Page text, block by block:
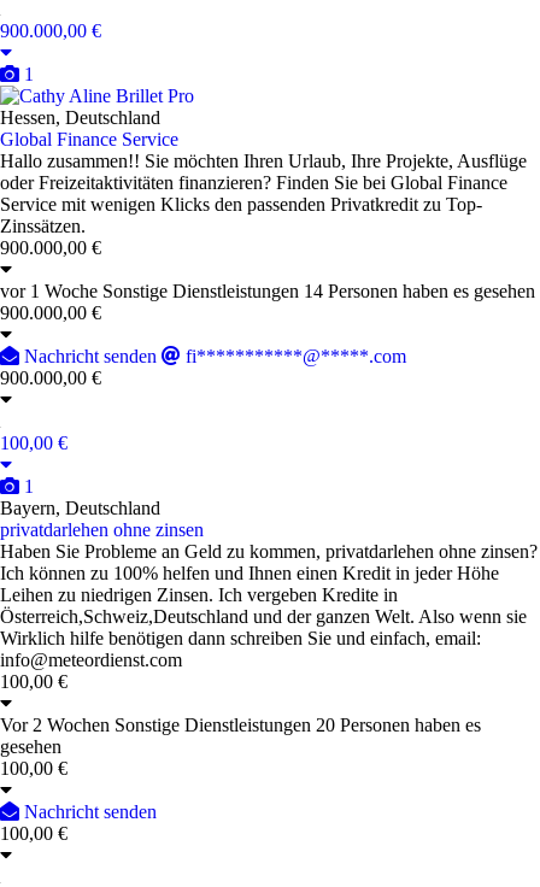
900.000,00 €
1
Pro
Hessen, Deutschland
Global Finance Service
Hallo zusammen!! Sie möchten Ihren Urlaub, Ihre Projekte, Ausflüge
oder Freizeitaktivitäten finanzieren? Finden Sie bei Global Finance
Service mit wenigen Klicks den passenden Privatkredit zu Top-
Zinssätzen.
900.000,00 €
vor 1 Woche Sonstige Dienstleistungen 14 Personen haben es gesehen
900.000,00 €
Nachricht senden
fi***********@*****.com
900.000,00 €
100,00 €
1
Bayern, Deutschland
privatdarlehen ohne zinsen
Haben Sie Probleme an Geld zu kommen, privatdarlehen ohne zinsen?
Ich können zu 100% helfen und Ihnen einen Kredit in jeder Höhe
Leihen zu niedrigen Zinsen. Ich vergeben Kredite in
Österreich,Schweiz,Deutschland und der ganzen Welt. Also wenn sie
Wirklich hilfe benötigen dann schreiben Sie und einfach, email:
info@meteordienst.com
100,00 €
Vor 2 Wochen Sonstige Dienstleistungen 20 Personen haben es
gesehen
100,00 €
Nachricht senden
100,00 €